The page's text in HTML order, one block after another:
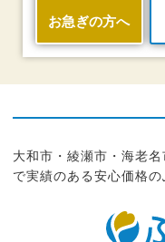
お急ぎの方へ
大和市・綾瀬市・海老
で実績のある安心価格